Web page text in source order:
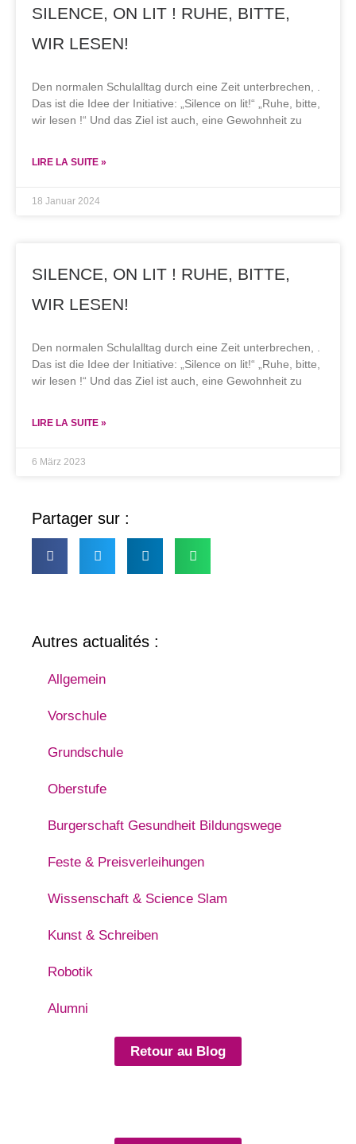
SILENCE, ON LIT ! RUHE, BITTE,
WIR LESEN!
Den normalen Schulalltag durch eine Zeit unterbrechen, .
Das ist die Idee der Initiative: „Silence on lit!“ „Ruhe, bitte,
wir lesen !“ Und das Ziel ist auch, eine Gewohnheit zu
LIRE LA SUITE »
18 Januar 2024
SILENCE, ON LIT ! RUHE, BITTE,
WIR LESEN!
Den normalen Schulalltag durch eine Zeit unterbrechen, .
Das ist die Idee der Initiative: „Silence on lit!“ „Ruhe, bitte,
wir lesen !“ Und das Ziel ist auch, eine Gewohnheit zu
LIRE LA SUITE »
6 März 2023
Partager sur :
Autres actualités :
Allgemein
Vorschule
Grundschule
Oberstufe
Burgerschaft Gesundheit Bildungswege
Feste & Preisverleihungen
Wissenschaft & Science Slam
Kunst & Schreiben
Robotik
Alumni
Retour au Blog